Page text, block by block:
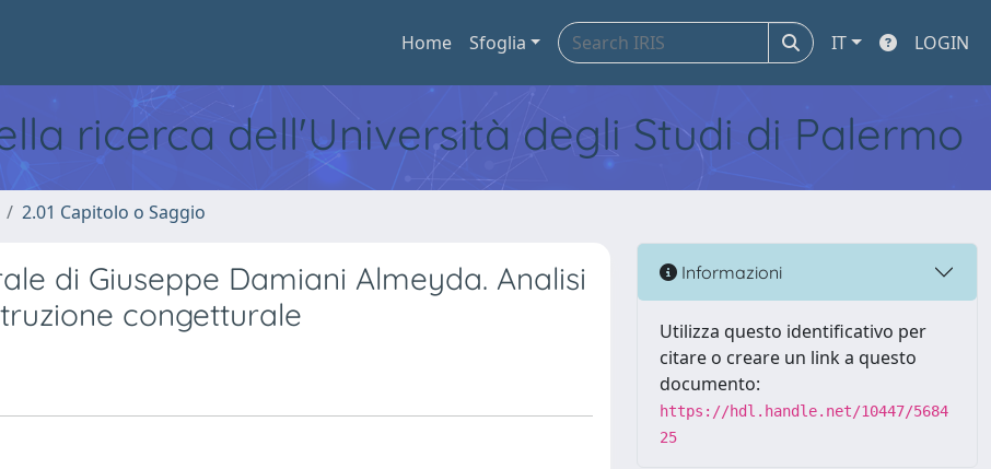
Home Sfoglia IT LOGIN
ricerca dell'Università degli Studi di Palermo
2.01 Capitolo o Saggio
di Giuseppe Damiani Almeyda. Analisi
congetturale
Informazioni
Utilizza questo identificativo per
citare o creare un link a questo
documento:
https://hdl.handle.net/10447/5684
25